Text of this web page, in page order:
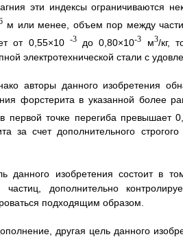
эти индексы ограничиваются
м или менее, объем пор между
от 0,55×10-3 до 0,80×10-3 м3/кг,
электротехнической стали с
авторы данного изобретения
форстерита в указанной более
первой точке перегиба превышает
за счет дополнительного
данного изобретения состоит в
частиц, дополнительно
подходящим образом.
другая цель данного